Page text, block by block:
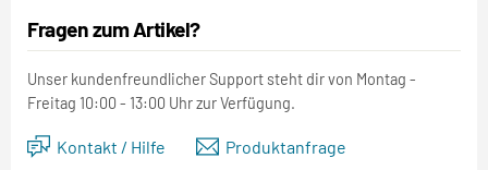
Fragen zum Artikel?
Unser kundenfreundlicher Support steht dir von Montag -
Freitag 10:00 - 13:00 Uhr zur Verfügung.
Kontakt / Hilfe Produktanfrage